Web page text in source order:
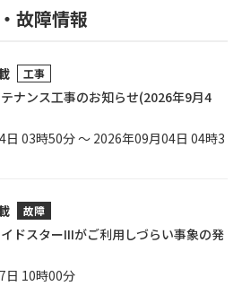
故障情報
工事
ナンス工事のお知らせ(2026年9月4
日 03時50分 ～ 2026年09月04日 04時3
故障
ドスターIIIがご利用しづらい事象の発
日 10時00分